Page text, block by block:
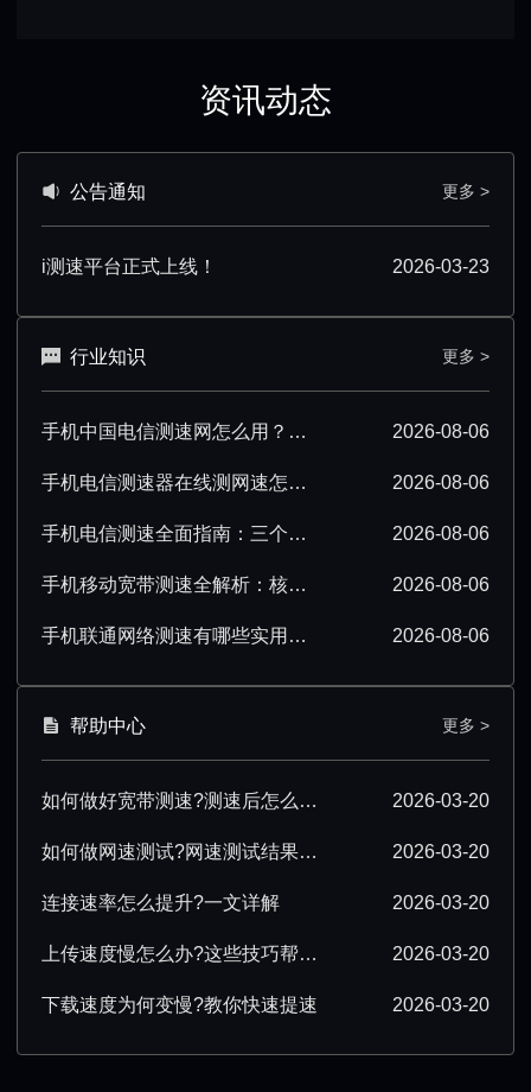
资讯动态
公告通知 更多 >
i测速平台正式上线！ 2026-03-23
行业知识 更多 >
手机中国电信测速网怎么用？超详细操作技巧分享 2026-08-06
手机电信测速器在线测网速怎么操作？超详细步骤分享 2026-08-06
手机电信测速全面指南：三个要点必须掌握 2026-08-06
手机移动宽带测速全解析：核心要点必须掌握 2026-08-06
手机联通网络测速有哪些实用技巧？看完就会 2026-08-06
帮助中心 更多 >
如何做好宽带测速?测速后怎么优化? 2026-03-20
如何做网速测试?网速测试结果怎么解读? 2026-03-20
连接速率怎么提升?一文详解 2026-03-20
上传速度慢怎么办?这些技巧帮你提速 2026-03-20
下载速度为何变慢?教你快速提速 2026-03-20